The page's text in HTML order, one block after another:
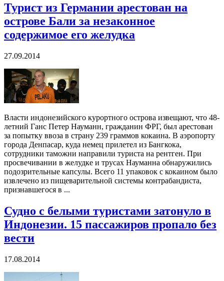
Турист из Германии арестован на
острове Бали за незаконное
содержимое его желудка
27.09.2014
Власти индонезийского курортного острова извещают, что 48-
летний Ганс Петер Науманн, гражданин ФРГ, был арестован
за попытку ввоза в страну 239 граммов кокаина. В аэропорту
города Денпасар, куда немец прилетел из Бангкока,
сотрудники таможни направили туриста на рентген. При
просвечивании в желудке и трусах Науманна обнаружились
подозрительные капсулы. Всего 11 упаковок с кокаином было
извлечено из пищеварительной системы контрабандиста,
признавшегося в ...
Судно с белыми туристами затонуло в
Индонезии. 15 пассажиров пропало без
вести
17.08.2014